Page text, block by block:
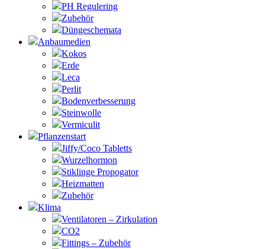
PH Regulering
Zubehör
Düngeschemata
Anbaumedien
Kokos
Erde
Leca
Perlit
Bodenverbesserung
Steinwolle
Vermiculit
Pflanzenstart
Jiffy/Coco Tabletts
Wurzelhormon
Stiklinge Propogator
Heizmatten
Zubehör
Klima
Ventilatoren – Zirkulation
CO2
Fittings – Zubehör